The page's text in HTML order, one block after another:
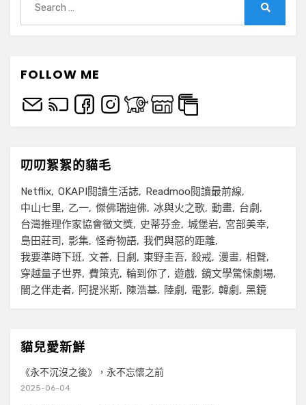
for:
FOLLOW ME
叨叨絮絮的貓毛
Netflix OKAPI閱讀生活誌
Readmoo閱讀最前線
中山七里
乙一 傑佛瑞迪佛 冰與火之歌 動畫
台劇
台灣推理作家協會徵文獎
史蒂芬金 城堡岩
宮部美幸
島田莊司
影集 怪奇物語 我們與惡的距離
我要準時下班
文善 日劇 東野圭吾 殺戒 漫畫 相聲
穿越量子世界
費策克 輪到你了 遊戲 鏡文學驚悚劇場
闇之伴走者
阿提米斯 陳浩基 陸劇 電影 韓劇 黑鏡
貓兒愛新鮮
《永不沉沒之後》，永不忘懷之前
2025-06-04